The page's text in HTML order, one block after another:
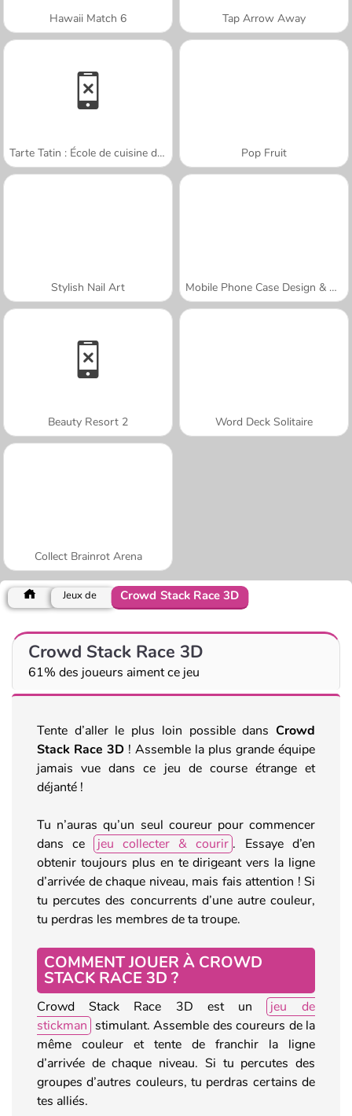
Hawaii Match 6 Tap Arrow Away
Tarte Tatin : École de cuisine de Sara Pop Fruit
Stylish Nail Art Mobile Phone Case Design & DIY
Beauty Resort 2 Word Deck Solitaire
Collect Brainrot Arena
Jeux de Crowd Stack Race 3D
Crowd Stack Race 3D
61% des joueurs aiment ce jeu
Tente d’aller le plus loin possible dans Crowd
Stack Race 3D ! Assemble la plus grande équipe
jamais vue dans ce jeu de course étrange et
déjanté !
Tu n’auras qu’un seul coureur pour commencer
dans ce
jeu collecter & courir . Essaye d’en
obtenir toujours plus en te dirigeant vers la ligne
d’arrivée de chaque niveau, mais fais attention ! Si
tu percutes des concurrents d’une autre couleur,
tu perdras les membres de ta troupe.
COMMENT JOUER À CROWD
STACK RACE 3D ?
Crowd Stack Race 3D est un
jeu de
stickman stimulant. Assemble des coureurs de la
même couleur et tente de franchir la ligne
d’arrivée de chaque niveau. Si tu percutes des
groupes d’autres couleurs, tu perdras certains de
tes alliés.